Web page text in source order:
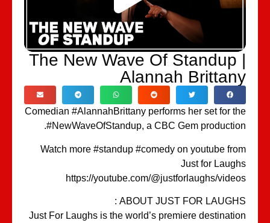
The New Wave Of Standup
Alannah
Comedian #AlannahBrittany performs her set for
#NewWaveOfStandup, a CBC Gem
Watch more #standup #comedy on youtube
Just for
https://youtube.com/@justforlaughs/
ABOUT JUST FOR
Just For Laughs is the world’s premiere